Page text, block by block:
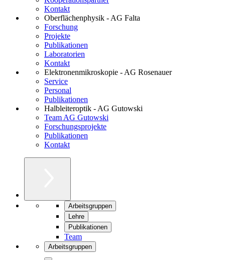
Kontakt
Oberflächenphysik - AG Falta
Forschung
Projekte
Publikationen
Laboratorien
Kontakt
Elektronenmikroskopie - AG Rosenauer
Service
Personal
Publikationen
Halbleiteroptik - AG Gutowski
Team AG Gutowski
Forschungsprojekte
Publikationen
Kontakt
Arbeitsgruppen
Lehre
Publikationen
Team
Arbeitsgruppen